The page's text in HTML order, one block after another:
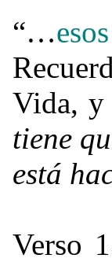
“…
Vida, y
tiene
está
Verso